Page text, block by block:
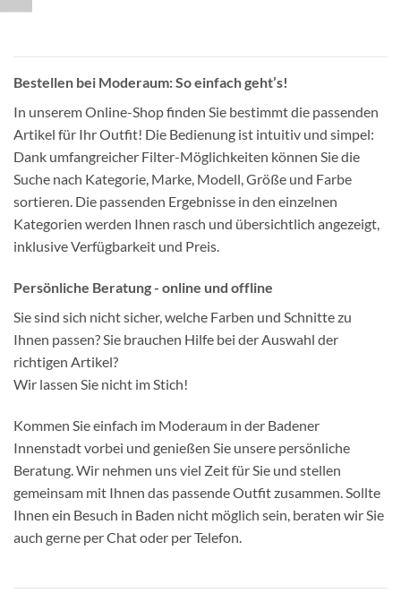
Bestellen bei Moderaum: So einfach geht’s!
In unserem Online-Shop finden Sie bestimmt die passenden
Artikel für Ihr Outfit! Die Bedienung ist intuitiv und simpel:
Dank umfangreicher Filter-Möglichkeiten können Sie die
Suche nach Kategorie, Marke, Modell, Größe und Farbe
sortieren. Die passenden Ergebnisse in den einzelnen
Kategorien werden Ihnen rasch und übersichtlich angezeigt,
inklusive Verfügbarkeit und Preis.
Persönliche Beratung - online und offline
Sie sind sich nicht sicher, welche Farben und Schnitte zu
Ihnen passen? Sie brauchen Hilfe bei der Auswahl der
richtigen Artikel?
Wir lassen Sie nicht im Stich!
Kommen Sie einfach im Moderaum in der Badener
Innenstadt vorbei und genießen Sie unsere persönliche
Beratung. Wir nehmen uns viel Zeit für Sie und stellen
gemeinsam mit Ihnen das passende Outfit zusammen. Sollte
Ihnen ein Besuch in Baden nicht möglich sein, beraten wir Sie
auch gerne per Chat oder per Telefon.